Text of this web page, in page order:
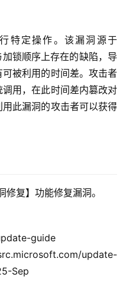
特定操作。该漏洞源于
锁顺序上存在的缺陷，导
被利用的时间差。攻击者
用，在此时间差内篡改对
此漏洞的攻击者可以获得
复】功能修复漏洞。
guide
update-
Sep